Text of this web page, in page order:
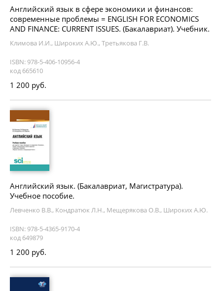
Английский язык в сфере экономики и финансов:
современные проблемы = ENGLISH FOR ECONOMICS
AND FINANCE: CURRENT ISSUES. (Бакалавриат). Учебник.
Климова И.И., Широких А.Ю., Третьякова Г.В.
ISBN: 978-5-406-10956-4
код 665610
1 200 руб.
Английский язык. (Бакалавриат, Магистратура).
Учебное пособие.
Левченко В.В., Кондратюк Л.Н., Мещерякова О.В., Широких А.Ю.
ISBN: 978-5-4365-9170-4
код 649879
1 200 руб.